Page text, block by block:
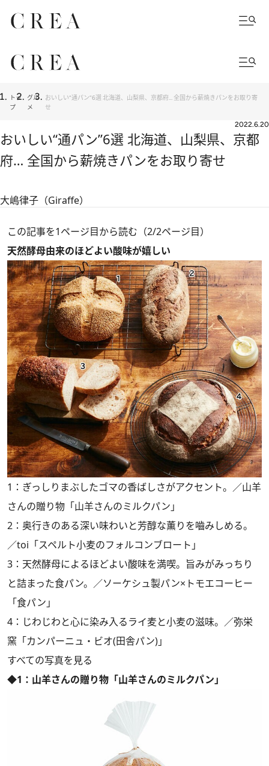
トッ
プ
グル
メ
おいしい“通パン”6選 北海道、山梨県、京都府… 全国から薪焼きパンをお取り寄
せ
2022.6.20
おいしい“通パン”6選 北海道、山梨県、京都
府… 全国から薪焼きパンをお取り寄せ
大嶋律子（Giraffe）
この記事を1ページ目から読む（2/2ページ目）
天然酵母由来のほどよい酸味が嬉しい
1：ぎっしりまぶしたゴマの香ばしさがアクセント。／山羊
さんの贈り物「山羊さんのミルクパン」
2：奥行きのある深い味わいと芳醇な薫りを嚙みしめる。
／toi「スペルト小麦のフォルコンブロート」
3：天然酵母によるほどよい酸味を満喫。旨みがみっちり
と詰まった食パン。／ソーケシュ製パン×トモエコーヒー
「食パン」
4：じわじわと心に染み入るライ麦と小麦の滋味。／弥栄
窯「カンパーニュ・ビオ(田舎パン)」
すべての写真を見る
◆1：山羊さんの贈り物「山羊さんのミルクパン」